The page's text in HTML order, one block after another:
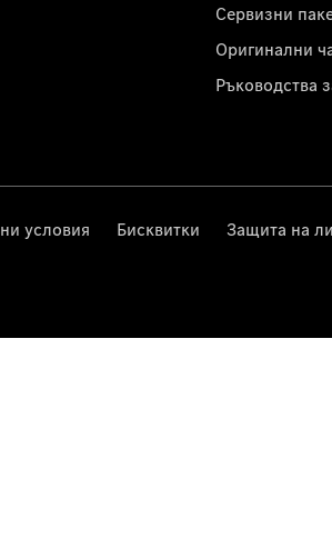
Сервизни
Оригинални
Ръководства
условия Бисквитки Защита на